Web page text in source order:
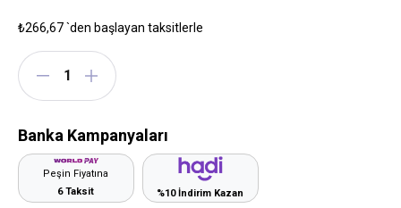
₺266,67`den başlayan taksitlerle
Banka Kampanyaları
Peşin Fiyatına
6 Taksit
%10 İndirim Kazan